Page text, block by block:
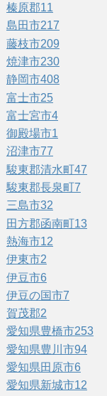
榛原郡11
島田市217
藤枝市209
焼津市230
静岡市408
富士市25
富士宮市4
御殿場市1
沼津市77
駿東郡清水町47
駿東郡長泉町7
三島市32
田方郡函南町13
熱海市12
伊東市2
伊豆市6
伊豆の国市7
賀茂郡2
愛知県豊橋市253
愛知県豊川市94
愛知県田原市6
愛知県新城市12